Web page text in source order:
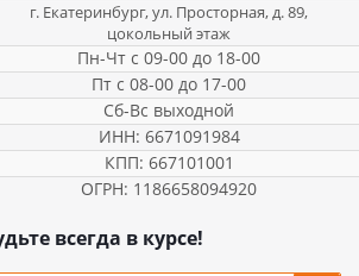
г. Екатеринбург, ул. Просторная, д. 89,
цокольный этаж
Пн-Чт с 09-00 до 18-00
Пт с 08-00 до 17-00
Сб-Вс выходной
ИНН: 6671091984
КПП: 667101001
ОГРН: 1186658094920
всегда в курсе!